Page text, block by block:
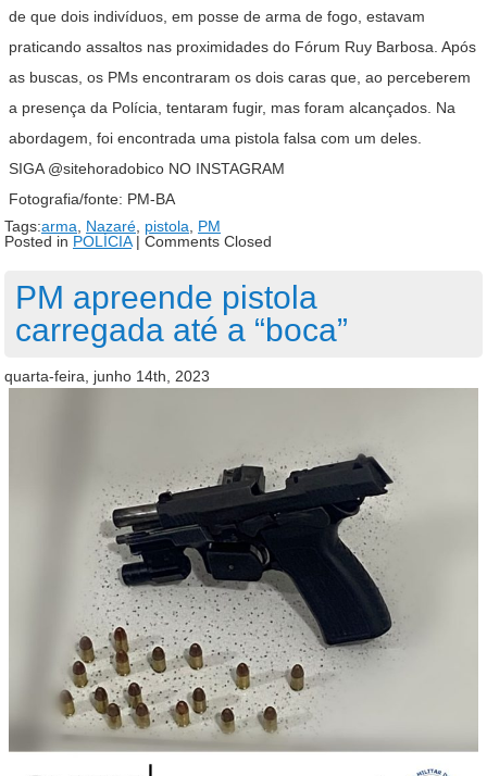
de que dois indivíduos, em posse de arma de fogo, estavam
praticando assaltos nas proximidades do Fórum Ruy Barbosa. Após
as buscas, os PMs encontraram os dois caras que, ao perceberem
a presença da Polícia, tentaram fugir, mas foram alcançados. Na
abordagem, foi encontrada uma pistola falsa com um deles.
SIGA @sitehoradobico NO INSTAGRAM
Fotografia/fonte: PM-BA
Tags:arma Nazaré pistola
PM
Posted in POLÍCIA| Comments Closed
PM apreende pistola
carregada até a “boca”
quarta-feira, junho 14th, 2023